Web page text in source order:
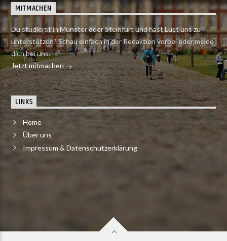
MITMACHEN
Du studierst in Münster oder Steinfurt und hast Lust uns zu
unterstützen? Schau einfach in der Redaktion vorbei oder melde
dich bei uns.
Jetzt mitmachen
LINKS
Home
Über uns
Impressum & Datenschutzerklärung